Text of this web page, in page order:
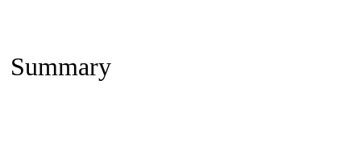
Summary